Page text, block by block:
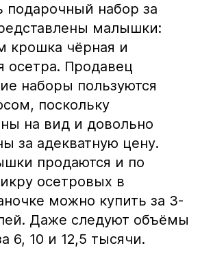
подарочный набор за
малышки:
крошка чёрная и
осетра. Продавец
наборы пользуются
поскольку
на вид и довольно
за адекватную цену.
продаются и по
осетровых в
можно купить за 3-
Даже следуют объёмы
6, 10 и 12,5 тысячи.